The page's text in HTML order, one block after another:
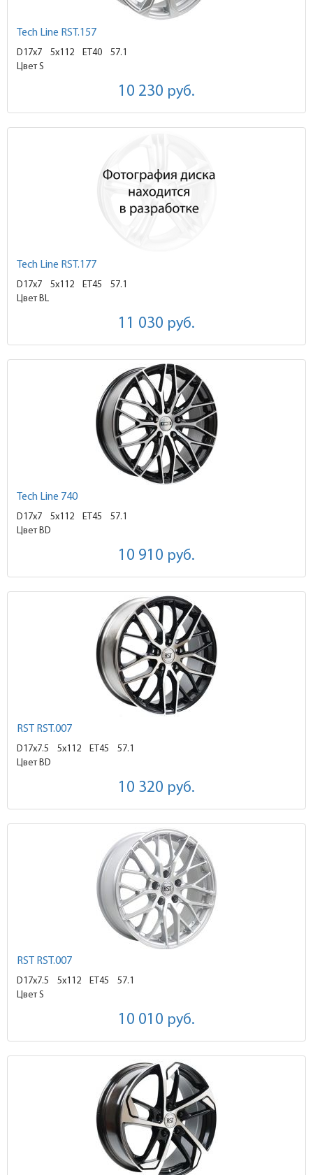
Tech Line RST.157
D17x7 5x112 ET40
57.1
Цвет S
10 230 руб.
Tech Line RST.177
D17x7 5x112 ET45
57.1
Цвет BL
11 030 руб.
Tech Line 740
D17x7 5x112 ET45
57.1
Цвет BD
10 910 руб.
RST RST.007
D17x7.5 5x112 ET45
57.1
Цвет BD
10 320 руб.
RST RST.007
D17x7.5 5x112 ET45
57.1
Цвет S
10 010 руб.